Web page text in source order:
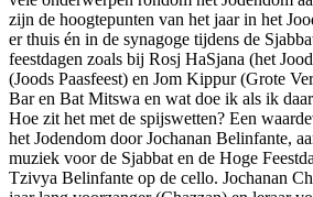
zijn de hoogtepunten van het jaar in het
er thuis én in de synagoge tijdens de
feestdagen zoals bij Rosj HaSjana (het
(Joods Paasfeest) en Jom Kippur (Grote
Bar en Bat Mitswa en wat doe ik als ik
Hoe zit het met de spijswetten? Een
het Jodendom door Jochanan Belinfante,
muziek voor de Sjabbat en de Hoge
Tzivya Belinfante op de cello. Jochanan